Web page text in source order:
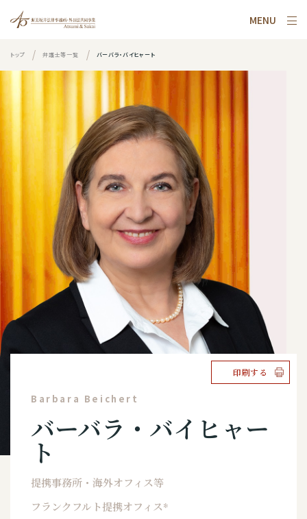
MENU
トップ 弁護士等一覧 バーバラ・バイヒャート
印刷する
Barbara Beichert
バーバラ・バイヒャー
ト
提携事務所・海外オフィス等
フランクフルト提携オフィス*